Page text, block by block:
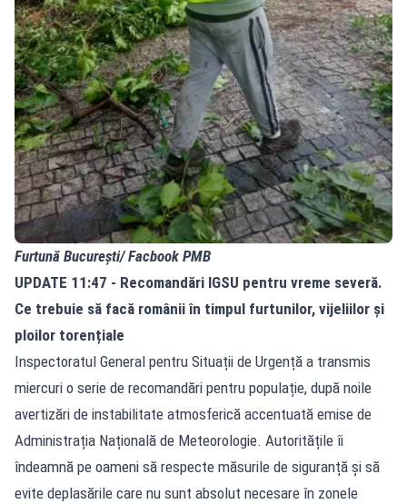
Furtună București/ Facbook PMB
UPDATE 11:47 - Recomandări IGSU pentru vreme severă.
Ce trebuie să facă românii în timpul furtunilor, vijeliilor și
ploilor torențiale
Inspectoratul General pentru Situații de Urgență a transmis
miercuri o serie de recomandări pentru populație, după noile
avertizări de instabilitate atmosferică accentuată emise de
Administrația Națională de Meteorologie. Autoritățile îi
îndeamnă pe oameni să respecte măsurile de siguranță și să
evite deplasările care nu sunt absolut necesare în zonele